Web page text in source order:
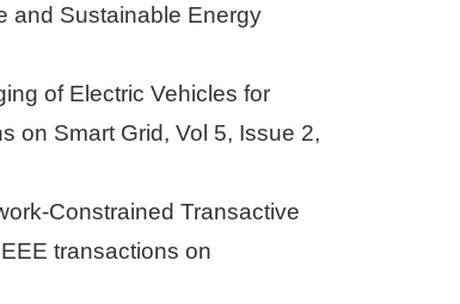
and Sustainable Energy
of Electric Vehicles for
on Smart Grid, Vol 5, Issue 2,
Constrained Transactive
transactions on